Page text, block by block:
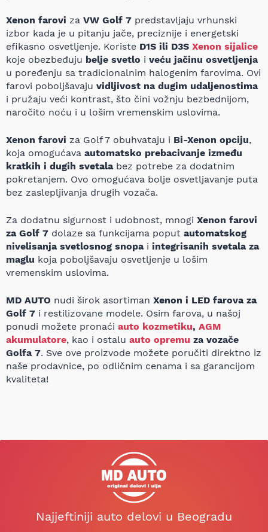
Xenon farovi za VW Golf 7 predstavljaju vrhunski
izbor kada je u pitanju jače, preciznije i energetski
efikasno osvetljenje. Koriste D1S ili D3S Xenon sijalice
koje obezbeđuju belje svetlo i veću jačinu osvetljenja
u poređenju sa tradicionalnim halogenim farovima. Ovi
farovi poboljšavaju vidljivost na dugim udaljenostima
i pružaju veći kontrast, što čini vožnju bezbednijom,
naročito noću i u lošim vremenskim uslovima.
Xenon farovi za Golf 7 obuhvataju i Bi-Xenon opciju,
koja omogućava automatsko prebacivanje između
kratkih i dugih svetalabez potrebe za dodatnim
pokretanjem. Ovo omogućava bolje osvetljavanje puta
bez zaslepljivanja drugih vozača.
Za dodatnu sigurnost i udobnost, mnogi Xenon farovi
za Golf 7 dolaze sa funkcijama poput automatskog
nivelisanja svetlosnog snopai integrisanih svetala za
maglu koja poboljšavaju osvetljenje u lošim
vremenskim uslovima.
MD AUTO nudi širok asortiman Xenon i LED farova za
Golf 7 i restilizovane modele. Osim farova, u našoj
ponudi možete pronaći auto kozmetiku, AGM
akumulatore, kao i ostalu auto opremu za vozače
Golfa 7. Sve ove proizvode možete poručiti direktno iz
naše prodavnice, po odličnim cenama i sa garancijom
kvaliteta!
Najjeftiniji auto delovi u Beogradu